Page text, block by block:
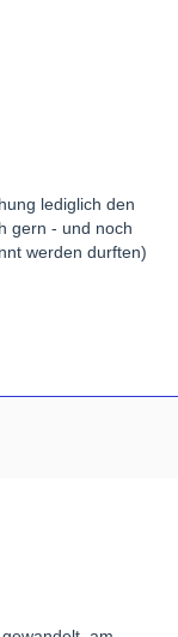
lediglich den
gern - und noch
werden durften)